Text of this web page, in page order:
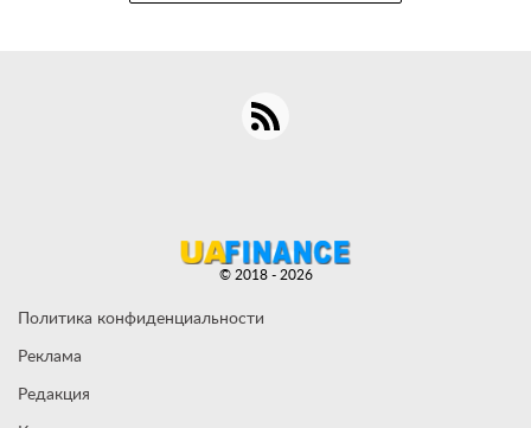
Политика конфиденциальности
Реклама
Редакция
© 2018 - 2026